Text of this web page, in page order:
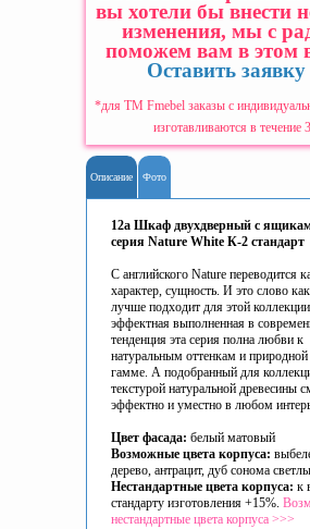
вы хотели бы внести
изменения, мы с
поможем вам в этом
Оставить
*для ТМ Fmebel заказы с
изготавливаются в течение
Описание Фото
12а Шкаф двухдверный с
серия Nature White К-2 стандарт
С английского Nature переводится
характер, сущность. И это слово
лучше подходит для этой
эффектная выполненная в
тенденция эта серия полна любви к
натуральным оттенкам и природной
гамме. А подобранный для
текстурой натуральной древесины
эффектно и уместно в любом
Цвет фасада: белый матовый
Возможные цвета корпуса:
дерево, антрацит, дуб сонома
Нестандартные цвета корпуса: к
стандарту изготовления +15%.
нестандартные цвета корпуса >>>